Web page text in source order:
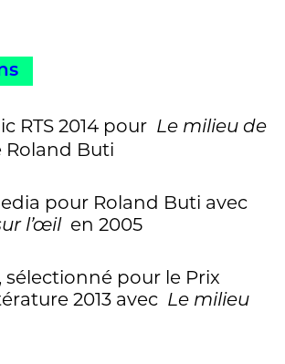
RTS 2014 pour Le milieu de
Roland Buti
pour Roland Buti avec
l’œil en 2005
sélectionné pour le Prix
2013 avec Le milieu